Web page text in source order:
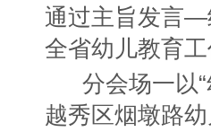
通过主旨发言
全省幼儿教育
分会场一以
越秀区烟墩路